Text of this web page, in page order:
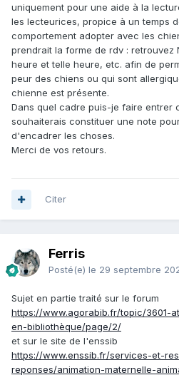
uniquement pour une aide à la
les lecteurices, propice à un temps
comportement adopter avec les
prendrait la forme de rdv : retrouvez
heure et telle heure, etc. afin de
peur des chiens ou qui sont
chienne est présente.
Dans quel cadre puis-je faire entrer
souhaiterais constituer une note
d'encadrer les choses.
Merci de vos retours.
Citer
Ferris
Posté(e) le 29 septembre
Sujet en partie traité sur le forum
https://www.agorabib.fr/topic/3601-
en-bibliothèque/page/2/
et sur le site de l'enssib
https://www.enssib.fr/services-et-
reponses/animation-maternelle-